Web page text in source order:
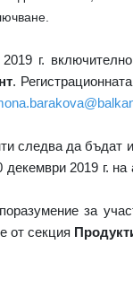
г.
.
следва да бъдат
2019 г.
за
от секция